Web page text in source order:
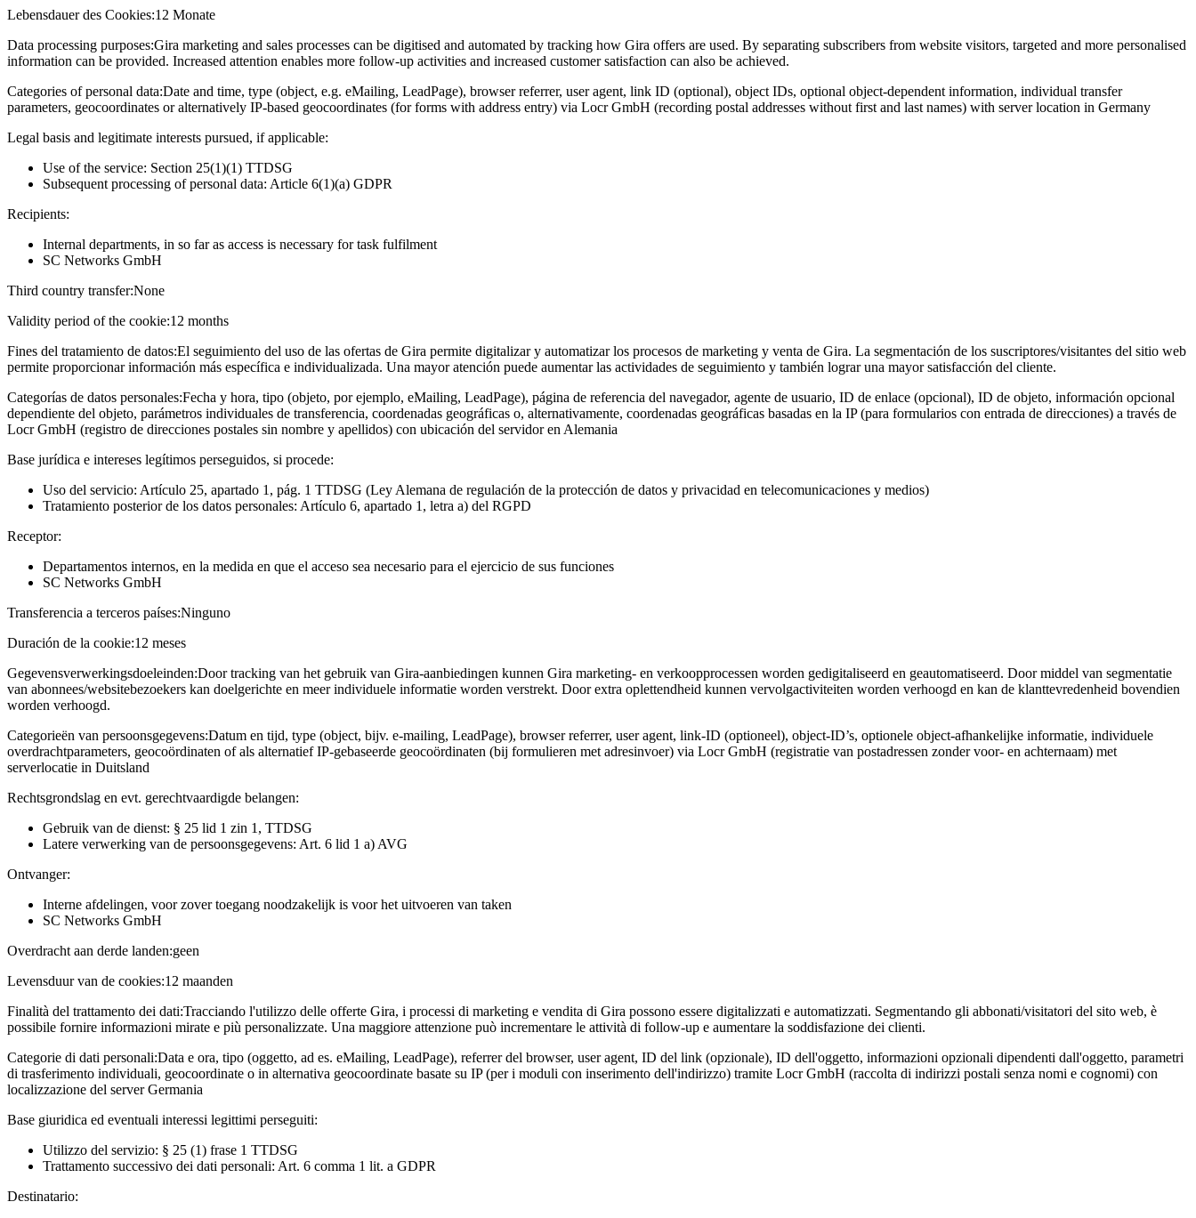
Lebensdauer des Cookies:12 Monate
Data processing purposes:Gira marketing and sales processes can be digitised and automated by tracking how Gira offers are used. By separating subscribers from website visitors, targeted and more personalised
information can be provided. Increased attention enables more follow-up activities and increased customer satisfaction can also be achieved.
Categories of personal data:Date and time, type (object, e.g. eMailing, LeadPage), browser referrer, user agent, link ID (optional), object IDs, optional object-dependent information, individual transfer
parameters, geocoordinates or alternatively IP-based geocoordinates (for forms with address entry) via Locr GmbH (recording postal addresses without first and last names) with server location in Germany
Legal basis and legitimate interests pursued, if applicable:
Use of the service: Section 25(1)(1) TTDSG
Subsequent processing of personal data: Article 6(1)(a) GDPR
Recipients:
Internal departments, in so far as access is necessary for task fulfilment
SC Networks GmbH
Third country transfer:None
Validity period of the cookie:12 months
Fines del tratamiento de datos:El seguimiento del uso de las ofertas de Gira permite digitalizar y automatizar los procesos de marketing y venta de Gira. La segmentación de los suscriptores/visitantes del sitio web
permite proporcionar información más específica e individualizada. Una mayor atención puede aumentar las actividades de seguimiento y también lograr una mayor satisfacción del cliente.
Categorías de datos personales:Fecha y hora, tipo (objeto, por ejemplo, eMailing, LeadPage), página de referencia del navegador, agente de usuario, ID de enlace (opcional), ID de objeto, información opcional
dependiente del objeto, parámetros individuales de transferencia, coordenadas geográficas o, alternativamente, coordenadas geográficas basadas en la IP (para formularios con entrada de direcciones) a través de
Locr GmbH (registro de direcciones postales sin nombre y apellidos) con ubicación del servidor en Alemania
Base jurídica e intereses legítimos perseguidos, si procede:
Uso del servicio: Artículo 25, apartado 1, pág. 1 TTDSG (Ley Alemana de regulación de la protección de datos y privacidad en telecomunicaciones y medios)
Tratamiento posterior de los datos personales: Artículo 6, apartado 1, letra a) del RGPD
Receptor:
Departamentos internos, en la medida en que el acceso sea necesario para el ejercicio de sus funciones
SC Networks GmbH
Transferencia a terceros países:Ninguno
Duración de la cookie:12 meses
Gegevensverwerkingsdoeleinden:Door tracking van het gebruik van Gira-aanbiedingen kunnen Gira marketing- en verkoopprocessen worden gedigitaliseerd en geautomatiseerd. Door middel van segmentatie
van abonnees/websitebezoekers kan doelgerichte en meer individuele informatie worden verstrekt. Door extra oplettendheid kunnen vervolgactiviteiten worden verhoogd en kan de klanttevredenheid bovendien
worden verhoogd.
Categorieën van persoonsgegevens:Datum en tijd, type (object, bijv. e-mailing, LeadPage), browser referrer, user agent, link-ID (optioneel), object-ID’s, optionele object-afhankelijke informatie, individuele
overdrachtparameters, geocoördinaten of als alternatief IP-gebaseerde geocoördinaten (bij formulieren met adresinvoer) via Locr GmbH (registratie van postadressen zonder voor- en achternaam) met
serverlocatie in Duitsland
Rechtsgrondslag en evt. gerechtvaardigde belangen:
Gebruik van de dienst: § 25 lid 1 zin 1, TTDSG
Latere verwerking van de persoonsgegevens: Art. 6 lid 1 a) AVG
Ontvanger:
Interne afdelingen, voor zover toegang noodzakelijk is voor het uitvoeren van taken
SC Networks GmbH
Overdracht aan derde landen:geen
Levensduur van de cookies:12 maanden
Finalità del trattamento dei dati:Tracciando l'utilizzo delle offerte Gira, i processi di marketing e vendita di Gira possono essere digitalizzati e automatizzati. Segmentando gli abbonati/visitatori del sito web, è
possibile fornire informazioni mirate e più personalizzate. Una maggiore attenzione può incrementare le attività di follow-up e aumentare la soddisfazione dei clienti.
Categorie di dati personali:Data e ora, tipo (oggetto, ad es. eMailing, LeadPage), referrer del browser, user agent, ID del link (opzionale), ID dell'oggetto, informazioni opzionali dipendenti dall'oggetto, parametri
di trasferimento individuali, geocoordinate o in alternativa geocoordinate basate su IP (per i moduli con inserimento dell'indirizzo) tramite Locr GmbH (raccolta di indirizzi postali senza nomi e cognomi) con
localizzazione del server Germania
Base giuridica ed eventuali interessi legittimi perseguiti:
Utilizzo del servizio: § 25 (1) frase 1 TTDSG
Trattamento successivo dei dati personali: Art. 6 comma 1 lit. a GDPR
Destinatario: